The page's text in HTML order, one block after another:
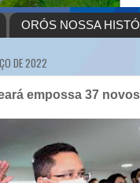
ORÓS NOSSA
DE 2022
empossa 37